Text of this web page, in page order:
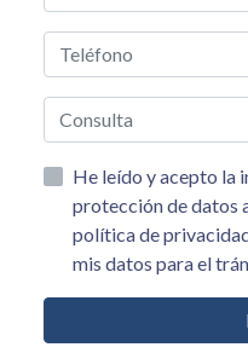
He leído y acepto la información básica sobre
protección de datos asi como el aviso legal y la
política de privacidad y acepto el tratamiento
mis datos para el